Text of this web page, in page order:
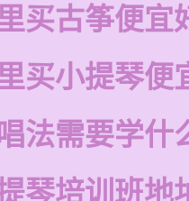
买古筝便宜
买小提琴便
法需要学什
琴培训班地